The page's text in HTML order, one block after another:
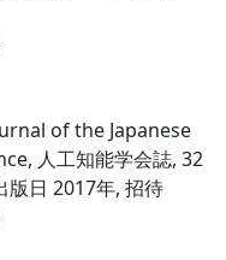
of the Japanese
人工知能学会誌, 32
版日 2017年, 招待